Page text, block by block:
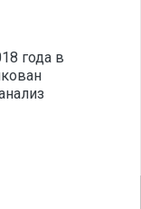
года в